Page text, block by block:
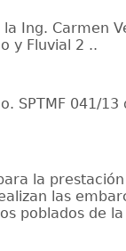
Ing. Carmen
y Fluvial 2 ..
SPTMF 041/
la
las
poblados de